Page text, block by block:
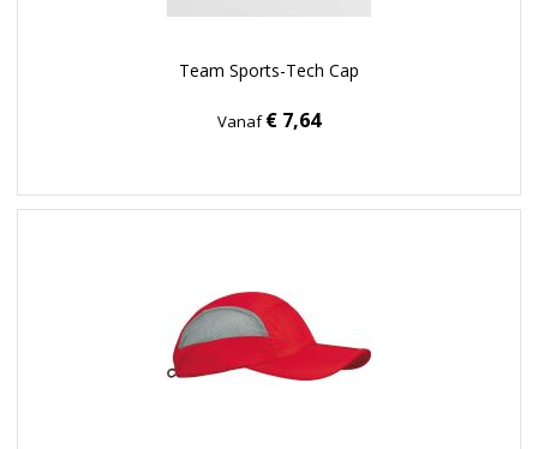
Team Sports-Tech Cap
Vanaf€ 7,64